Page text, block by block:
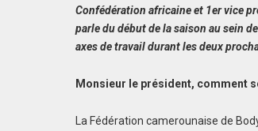
Confédération africaine et 1er vice
parle du début de la saison au sein
axes de travail durant les deux
Monsieur le président, comment
La Fédération camerounaise de